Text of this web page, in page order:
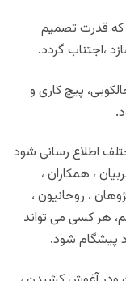
قدرت تصمیم
،اجتناب گردد.
پیچ کاری و
اطلاع رسانی شود
، همکاران ،
، روحانیون ،
هر کسی می تواند
پیشگام شود.